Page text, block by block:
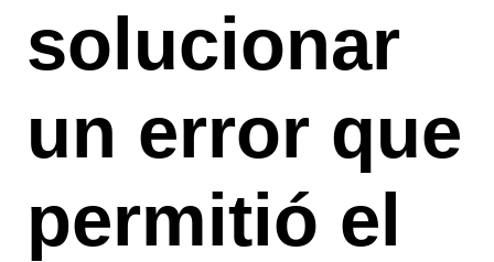
solucionar
un error que
permitió el